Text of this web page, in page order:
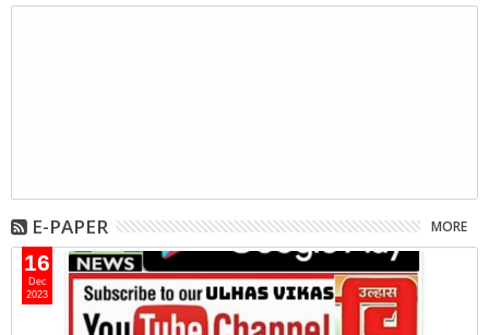
E-PAPER MORE
16
Dec
2023